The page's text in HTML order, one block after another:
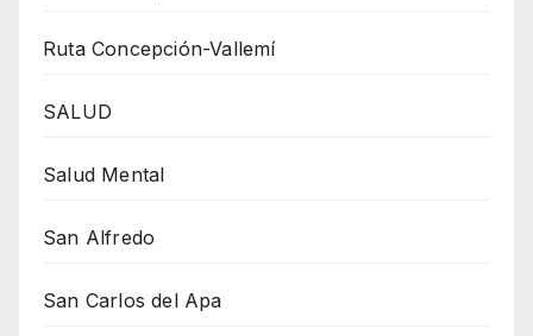
Ruta Concepción-Vallemí
SALUD
Salud Mental
San Alfredo
San Carlos del Apa